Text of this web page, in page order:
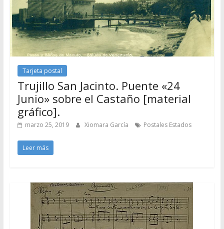
Tarjeta postal
Trujillo San Jacinto. Puente «24
Junio» sobre el Castaño [material
gráfico].
marzo 25, 2019 Xiomara García Postales Estados
Leer más